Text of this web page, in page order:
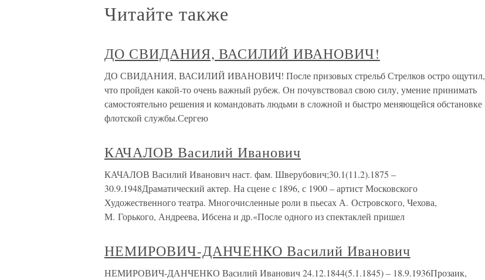
Читайте также
ДО СВИДАНИЯ, ВАСИЛИЙ ИВАНОВИЧ!
ДО СВИДАНИЯ, ВАСИЛИЙ ИВАНОВИЧ! После призовых стрельб Стрелков остро ощутил,
что пройден какой-то очень важный рубеж. Он почувствовал свою силу, умение принимать
самостоятельно решения и командовать людьми в сложной и быстро меняющейся обстановке
флотской службы.Сергею
КАЧАЛОВ Василий Иванович
КАЧАЛОВ Василий Иванович наст. фам. Шверубович;30.1(11.2).1875 –
30.9.1948Драматический актер. На сцене с 1896, с 1900 – артист Московского
Художественного театра. Многочисленные роли в пьесах А. Островского, Чехова,
М. Горького, Андреева, Ибсена и др.«После одного из спектаклей пришел
НЕМИРОВИЧ-ДАНЧЕНКО Василий Иванович
НЕМИРОВИЧ-ДАНЧЕНКО Василий Иванович 24.12.1844(5.1.1845) – 18.9.1936Прозаик,